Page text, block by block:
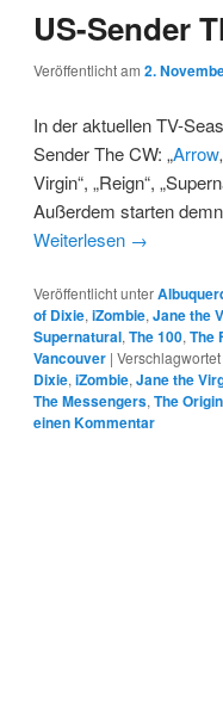
US-Sender
Veröffentlicht am 2.
In der aktuellen TV-
Sender The CW: „Arrow
Virgin“, „Reign“,
Außerdem starten
Weiterlesen →
Veröffentlicht unter
of Dixie, iZombie, Jane the
Supernatural, The 100, The
Vancouver |
Dixie, iZombie, Jane the
The Messengers, The
einen Kommentar